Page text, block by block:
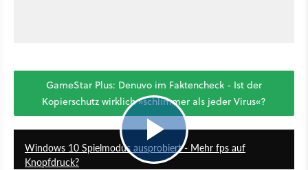
GameStar Plus: Denuvo im Faktencheck - Ist der
Kopierschutz wirklich »schlimmer als jeder Virus«?
0
Windows 10 Spielmodus ausprobiert - Mehr fps auf
Knopfdruck?